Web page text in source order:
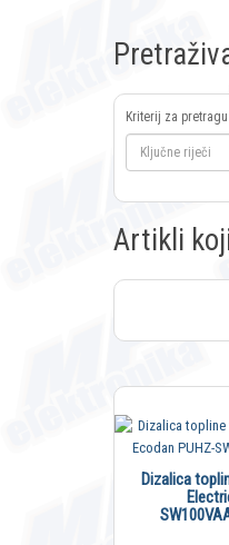
Kriterij za pretragu
Artikli
Dizalica